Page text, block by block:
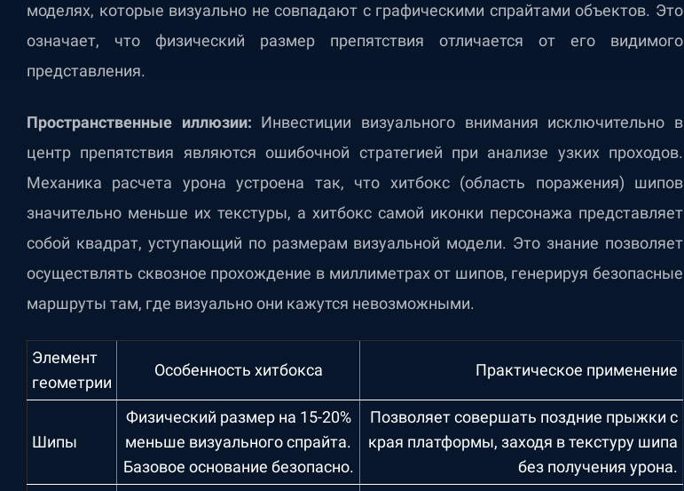
моделях, которые визуально не совпадают с графическими спрайтами объектов. Это
означает, что физический размер препятствия отличается от его видимого
представления.
Пространственные иллюзии: Инвестиции визуального внимания исключительно в
центр препятствия являются ошибочной стратегией при анализе узких проходов.
Механика расчета урона устроена так, что хитбокс (область поражения) шипов
значительно меньше их текстуры, а хитбокс самой иконки персонажа представляет
собой квадрат, уступающий по размерам визуальной модели. Это знание позволяет
осуществлять сквозное прохождение в миллиметрах от шипов, генерируя безопасные
маршруты там, где визуально они кажутся невозможными.
Элемент
геометрии
Особенность хитбокса Практическое применение
Шипы
Физический размер на 15-20%
меньше визуального спрайта.
Базовое основание безопасно.
Позволяет совершать поздние прыжки с
края платформы, заходя в текстуру шипа
без получения урона.